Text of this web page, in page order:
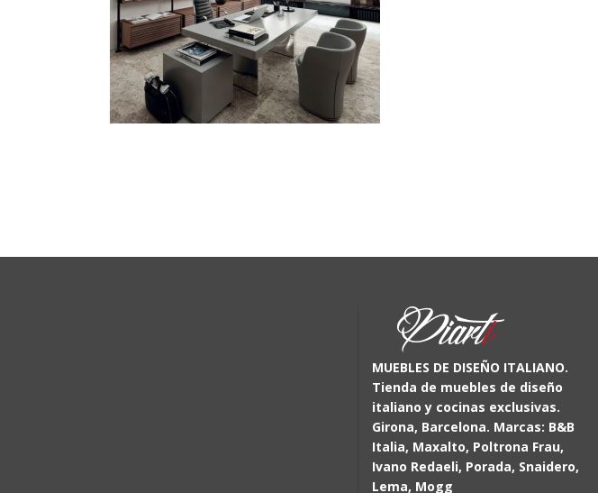
MUEBLES DE DISEÑO ITALIANO.
Tienda de muebles de diseño
italiano y cocinas exclusivas.
Girona, Barcelona. Marcas: B&B
Italia, Maxalto, Poltrona Frau,
Ivano Redaeli, Porada, Snaidero,
Lema, Mogg